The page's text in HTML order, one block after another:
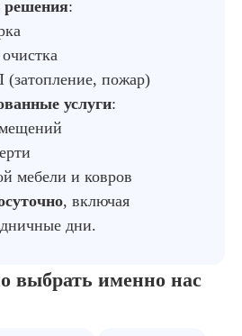
решения:
пожар)
услуги:
мебели и ковров
, включая
дни.
выбрать именно нас